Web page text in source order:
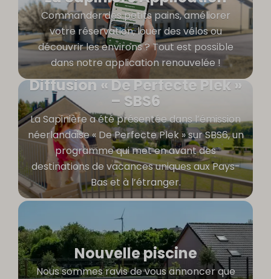
Commander des petits pains, améliorer
votre réservation, louer des vélos ou
découvrir les environs ? Tout est possible
dans notre application renouvelée !
Diffusion « De Perfecte Plek »
– SBS6
La Sapinière a été présentée dans l’émission
néerlandaise « De Perfecte Plek » sur SBS6, un
programme qui met en avant des
destinations de vacances uniques aux Pays-
Bas et à l’étranger.
Nouvelle piscine
Nous sommes ravis de vous annoncer que